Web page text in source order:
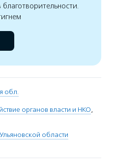
обл.
органов власти и НКО,
области